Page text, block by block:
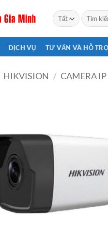
Tìm
kiếm:
DỊCH VỤ TƯ VẤN VÀ HỖ
HIKVISION / CAMERA IP